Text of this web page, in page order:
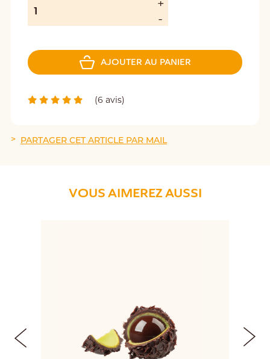
AJOUTER AU PANIER
(6 avis)
PARTAGER CET ARTICLE PAR MAIL
VOUS AIMEREZ AUSSI